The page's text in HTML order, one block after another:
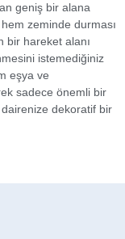
geniş bir alana
zeminde durması
bir hareket alanı
istemediğiniz
eşya ve
sadece önemli bir
dekoratif bir